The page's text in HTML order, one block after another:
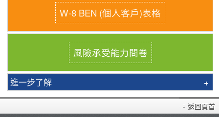
W-8 BEN (個人客戶)表格
風險承受能力問卷
進一步了解
債券主頁
美國國債：低門檻高流通 可作融資抵押
返回頁首